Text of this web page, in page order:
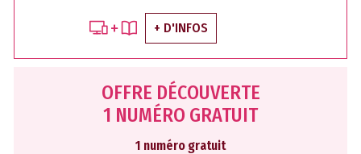
+ D'INFOS
OFFRE DÉCOUVERTE
1 NUMÉRO GRATUIT
1 numéro gratuit